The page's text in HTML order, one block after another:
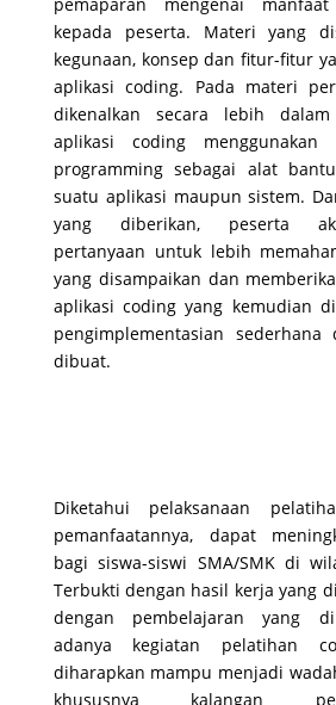
kepada peserta. Materi yang
kegunaan, konsep dan fitur-fitur
aplikasi coding. Pada materi
dikenalkan secara lebih
aplikasi coding menggunakan
programming sebagai alat
suatu aplikasi maupun sistem.
yang diberikan, peserta
pertanyaan untuk lebih
yang disampaikan dan
aplikasi coding yang kemudian
pengimplementasian
dibuat.
Diketahui pelaksanaan
pemanfaatannya, dapat
bagi siswa-siswi SMA/SMK di
Terbukti dengan hasil kerja yang
dengan pembelajaran yang
adanya kegiatan pelatihan
diharapkan mampu menjadi
khususnya kalangan